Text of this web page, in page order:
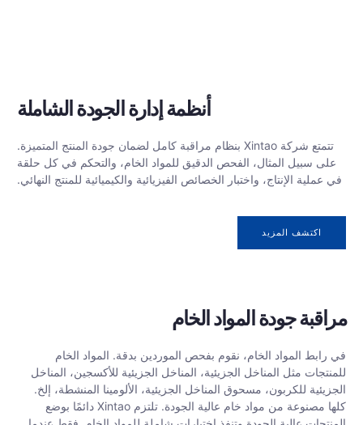
أنظمة إدارة الجودة الشاملة
تتمتع شركة Xintao بنظام مراقبة كامل لضمان جودة المنتج المتميزة.
على سبيل المثال، الفحص الدقيق للمواد الخام، والتحكم في كل حلقة
في عملية الإنتاج، واختبار الخصائص الفيزيائية والكيميائية للمنتج النهائي.
اكتشف المزيد
مراقبة جودة المواد الخام
في رابط المواد الخام، نقوم بفحص الموردين بدقة. المواد الخام
للمنتجات مثل المناخل الجزيئية، المناخل الجزيئية للأكسجين، المناخل
الجزيئية للكربون، مسحوق المناخل الجزيئية، الألومينا المنشطة، إلخ.
كلها مصنوعة من مواد خام عالية الجودة. تلتزم Xintao دائمًا بوضع